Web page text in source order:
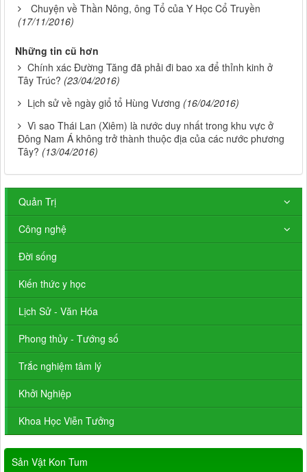
Chuyện về Thần Nông, ông Tổ của Y Học Cổ Truyền
(17/11/2016)
Những tin cũ hơn
Chính xác Đường Tăng đã phải đi bao xa để thỉnh kinh ở
Tây Trúc? (23/04/2016)
Lịch sử về ngày giổ tổ Hùng Vương (16/04/2016)
Vì sao Thái Lan (Xiêm) là nước duy nhất trong khu vực ở
Đông Nam Á không trở thành thuộc địa của các nước phương
Tây? (13/04/2016)
Quản Trị
Công nghệ
Đời sống
Kiến thức y học
Lịch Sử - Văn Hóa
Phong thủy - Tướng số
Trắc nghiệm tâm lý
Khởi Nghiệp
Khoa Học Viễn Tưởng
Sản Vật Kon Tum